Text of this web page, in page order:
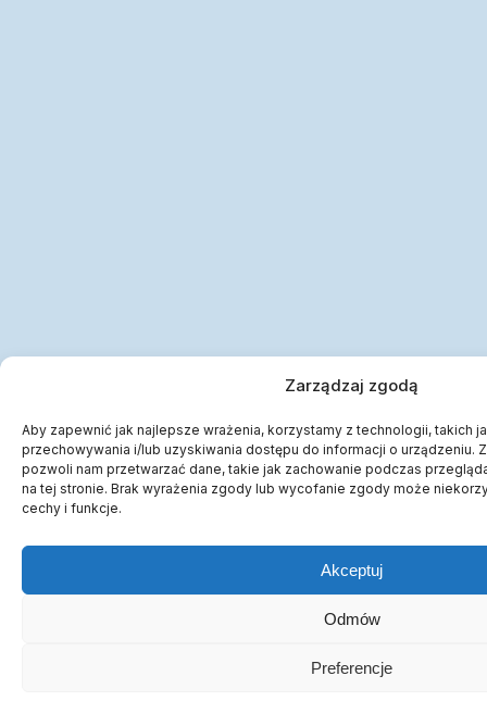
Zarządzaj zgodą
Aby zapewnić jak najlepsze wrażenia, korzystamy z technologii, takich
przechowywania i/lub uzyskiwania dostępu do informacji o urządzeniu.
pozwoli nam przetwarzać dane, takie jak zachowanie podczas
na tej stronie. Brak wyrażenia zgody lub wycofanie zgody może
cechy i funkcje.
Akceptuj
Odmów
Preferencje